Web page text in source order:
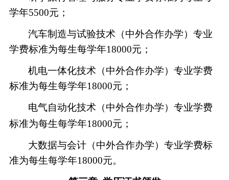
学年5500元；
汽车制造与试验技术（中外合作办学）专业
学费标准为每生每学年18000元；
机电一体化技术（中外合作办学）专业学费
标准为每生每学年18000元；
电气自动化技术（中外合作办学） 专业学费
标准为每生每学年18000元；
大数据与会计（中外合作办学） 专业学费标
准为每生每学年18000元。